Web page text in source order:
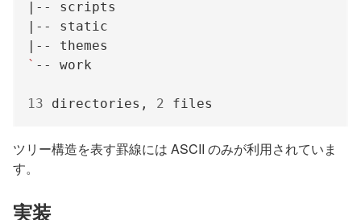
`
13 directories, 2
ツリー構造を表す罫線には ASCII のみが利用されていま
す。
実装